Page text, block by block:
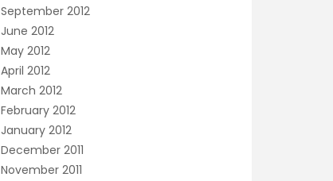
September 2012
June 2012
May 2012
April 2012
March 2012
February 2012
January 2012
December 2011
November 2011